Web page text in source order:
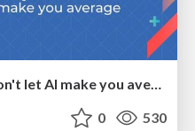
The SEO identity crisis: Don't let AI make you average
0 530